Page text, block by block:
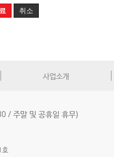
취소
사업소개
/주말 및 공휴일 휴무)